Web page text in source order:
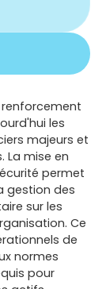
les
majeurs et
La mise en
permet
gestion des
sur les
Ce
de
normes
pour